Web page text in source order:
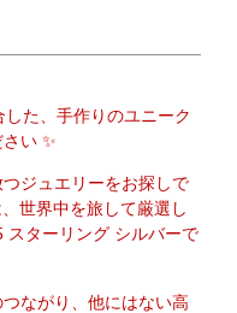
た、手作りのユニーク
い ✨
ジュエリーをお探しで
世界中を旅して厳選し
スターリング シルバーで
ながり、他にはない高